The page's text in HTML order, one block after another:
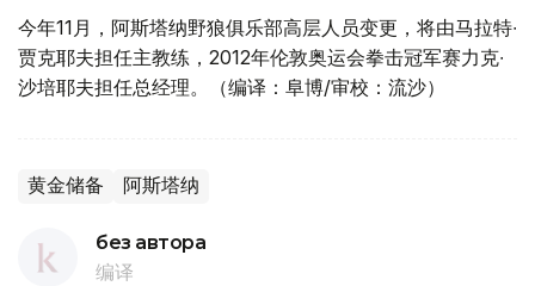
今年11月，阿斯塔纳野狼俱乐部高层人员变更，将由马拉特∙
贾克耶夫担任主教练，2012年伦敦奥运会拳击冠军赛力克∙
沙培耶夫担任总经理。（编译：阜博/审校：流沙）
黄金储备 阿斯塔纳
без автора
编译